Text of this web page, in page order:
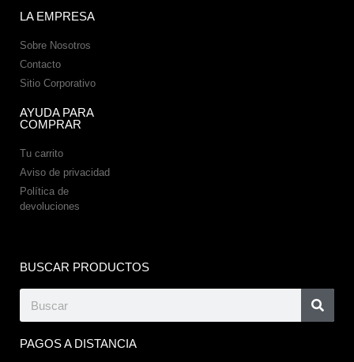
LA EMPRESA
Sobre Nosotros
Contacto
Sitio Corporativo
AYUDA PARA
COMPRAR
Tu carrito
Aviso de privacidad
Política de
devoluciones
BUSCAR PRODUCTOS
PAGOS A DISTANCIA